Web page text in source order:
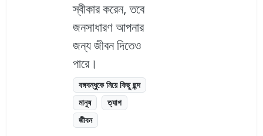
স্বীকার করেন, তবে
জনসাধারণ আপনার
জন্য জীবন দিতেও
পারে।
বঙ্গবন্ধুকে নিয়ে কিছু ছন্দ
মানুষ
ত্যাগ
জীবন